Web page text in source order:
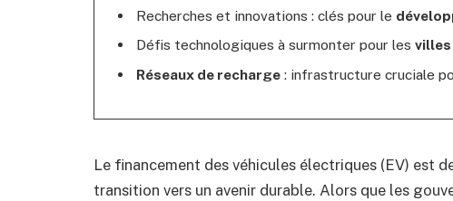
Recherches et innovations : clés pour le
Défis technologiques à surmonter pour les
Réseaux de recharge: infrastructure cruciale
Le financement des véhicules électriques (EV) est
transition vers un avenir durable. Alors que les